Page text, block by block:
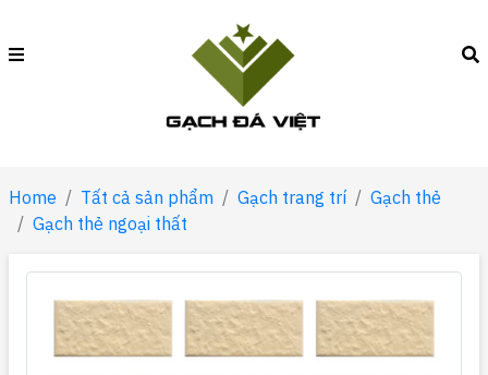
Home Tất cả sản phẩm Gạch trang trí
Gạch thẻ
Gạch thẻ ngoại thất